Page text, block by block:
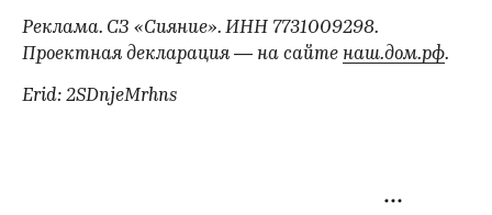
Реклама. СЗ «Сияние». ИНН 7731009298.
Проектная декларация — на сайте наш.дом.рф.
Erid: 2SDnjeMrhns